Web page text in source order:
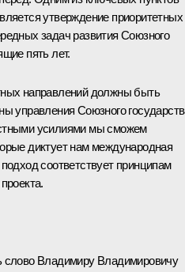
утверждение приоритетных
задач развития Союзного
пять лет.
направлений должны быть
управления Союзного
усилиями мы сможем
диктует нам международная
соответствует принципам
слово Владимиру Владимировичу